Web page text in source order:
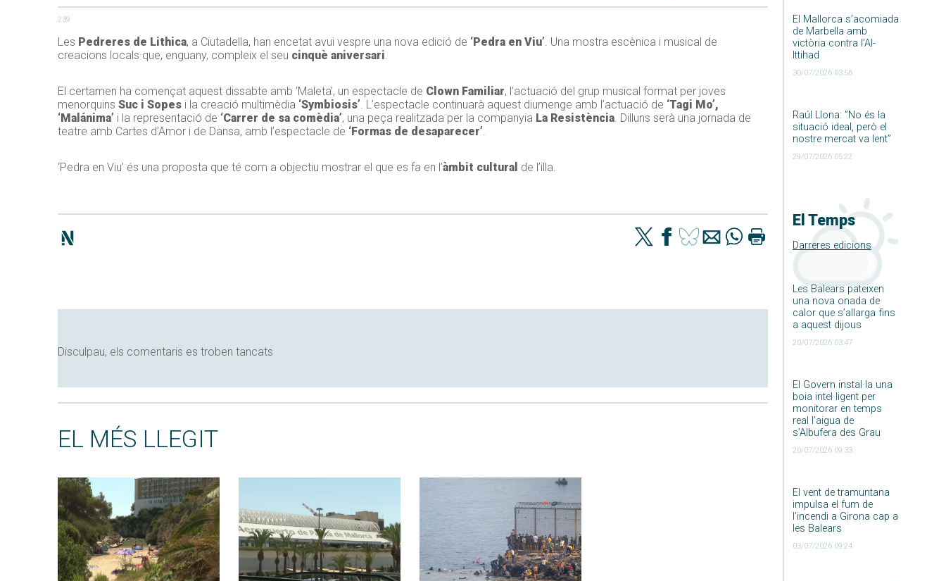
El Mallorca s’acomiada
de Marbella amb
victòria contra l’Al-
Ittihad
30/07/2026 03:56
Raúl Llona: ”No és la
situació ideal, però el
nostre mercat va lent”
29/07/2026 05:22
El Temps
Darreres edicions
Les Balears pateixen
una nova onada de
calor que s’allarga fins
a aquest dijous
20/07/2026 03:47
El Govern instal·la una
boia intel·ligent per
monitorar en temps
real l’aigua de
s’Albufera des Grau
20/07/2026 09:33
El vent de tramuntana
impulsa el fum de
l’incendi a Girona cap a
les Balears
03/07/2026 09:24
239
Les Pedreres de Lithica, a Ciutadella, han encetat avui vespre una nova edició de ‘Pedra en Viu’. Una mostra escènica i musical de
creacions locals que, enguany, compleix el seu cinquè aniversari.
El certamen ha començat aquest dissabte amb ‘Maleta’, un espectacle de Clown Familiar, l’actuació del grup musical format per joves
menorquins Suc i Sopes i la creació multimèdia ‘Symbiosis’. L’espectacle continuarà aquest diumenge amb l’actuació de ‘Tagi Mo’,
‘Malánima’ i la representació de ‘Carrer de sa comèdia’, una peça realitzada per la companyia La Resistència. Dilluns serà una jornada de
teatre amb Cartes d’Amor i de Dansa, amb l’espectacle de ‘Formas de desaparecer’.
‘Pedra en Viu’ és una proposta que té com a objectiu mostrar el que es fa en l’àmbit cultural de l’illa.
Disculpau, els comentaris es troben tancats
EL MÉS LLEGIT